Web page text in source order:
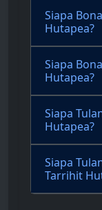
Siapa
Hutapea?
Siapa
Hutapea?
Siapa
Hutapea?
Siapa
Tarrihit